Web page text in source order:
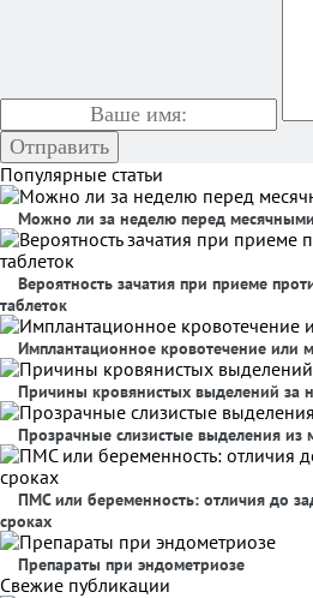
Популярные статьи
Можно ли за неделю перед
Вероятность зачатия при приеме
таблеток
Имплантационное кровотечение или
Причины кровянистых выделений за
Прозрачные слизистые выделения из
ПМС или беременность: отличия до
сроках
Препараты при эндометриозе
Свежие публикации